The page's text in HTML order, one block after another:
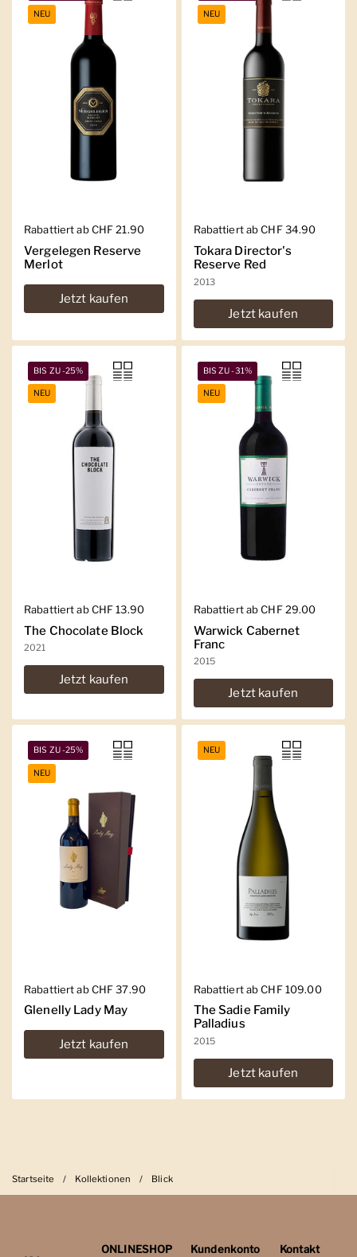
Regulärer Preis
Rabattiert ab CHF 21.90
Vergelegen Reserve
Merlot
Jetzt kaufen
NEU
Regulärer Preis
Rabattiert ab CHF 34.90
Tokara Director's
Reserve Red
2013
Jetzt kaufen
NEU
Regulärer Preis
Rabattiert ab CHF 13.90
The Chocolate Block
2021
Jetzt kaufen
BIS ZU -25%
NEU
Regulärer Preis
Rabattiert ab CHF 29.00
Warwick Cabernet
Franc
2015
Jetzt kaufen
BIS ZU -31%
NEU
Regulärer Preis
Rabattiert ab CHF 37.90
Glenelly Lady May
Jetzt kaufen
BIS ZU -25%
NEU
Regulärer Preis
Rabattiert ab CHF 109.00
The Sadie Family
Palladius
2015
Jetzt kaufen
NEU
Startseite / Kollektionen / Blick
ONLINESHOP
Kundenkonto
Kontakt